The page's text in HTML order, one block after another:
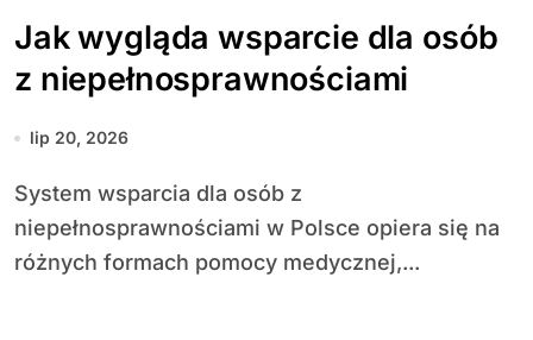
Jak wygląda wsparcie dla osób
z niepełnosprawnościami
lip 20, 2026
System wsparcia dla osób z
niepełnosprawnościami w Polsce opiera się na
różnych formach pomocy medycznej,...